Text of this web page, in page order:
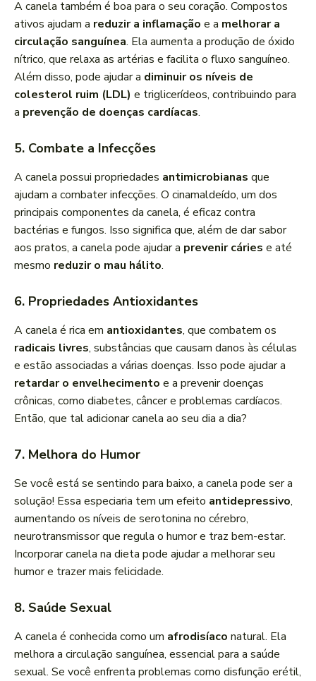
A canela também é boa para o seu coração. Compostos
ativos ajudam a reduzir a inflamação e a melhorar a
circulação sanguínea. Ela aumenta a produção de óxido
nítrico, que relaxa as artérias e facilita o fluxo sanguíneo.
Além disso, pode ajudar a diminuir os níveis de
colesterol ruim (LDL) e triglicerídeos, contribuindo para
a prevenção de doenças cardíacas.
5. Combate a Infecções
A canela possui propriedades antimicrobianas que
ajudam a combater infecções. O cinamaldeído, um dos
principais componentes da canela, é eficaz contra
bactérias e fungos. Isso significa que, além de dar sabor
aos pratos, a canela pode ajudar a prevenir cáries e até
mesmo reduzir o mau hálito.
6. Propriedades Antioxidantes
A canela é rica em antioxidantes, que combatem os
radicais livres, substâncias que causam danos às células
e estão associadas a várias doenças. Isso pode ajudar a
retardar o envelhecimento e a prevenir doenças
crônicas, como diabetes, câncer e problemas cardíacos.
Então, que tal adicionar canela ao seu dia a dia?
7. Melhora do Humor
Se você está se sentindo para baixo, a canela pode ser a
solução! Essa especiaria tem um efeito antidepressivo,
aumentando os níveis de serotonina no cérebro,
neurotransmissor que regula o humor e traz bem-estar.
Incorporar canela na dieta pode ajudar a melhorar seu
humor e trazer mais felicidade.
8. Saúde Sexual
A canela é conhecida como um afrodisíaco natural. Ela
melhora a circulação sanguínea, essencial para a saúde
sexual. Se você enfrenta problemas como disfunção erétil,